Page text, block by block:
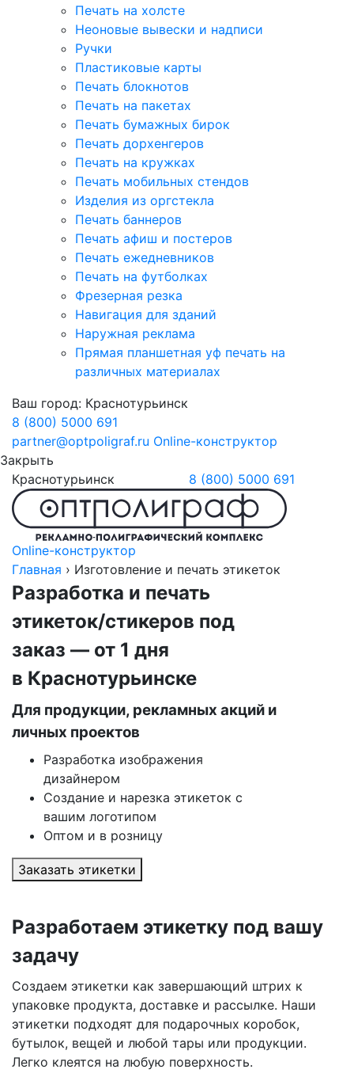
Печать на холсте
Неоновые вывески и надписи
Ручки
Пластиковые карты
Печать блокнотов
Печать на пакетах
Печать бумажных бирок
Печать дорхенгеров
Печать на кружках
Печать мобильных стендов
Изделия из оргстекла
Печать баннеров
Печать афиш и постеров
Печать ежедневников
Печать на футболках
Фрезерная резка
Навигация для зданий
Наружная реклама
Прямая планшетная уф печать на
различных материалах
Ваш город: Краснотурьинск
8 (800) 5000 691
partner@optpoligraf.ru Online-конструктор
Закрыть
Краснотурьинск
8 (800) 5000 691
Online-конструктор
Главная › Изготовление и печать этикеток
Разработка и печать
этикеток/стикеров под
заказ — от 1 дня
в Краснотурьинске
Для продукции, рекламных акций и
личных проектов
Разработка изображения
дизайнером
Создание и нарезка этикеток с
вашим логотипом
Оптом и в розницу
Заказать этикетки
Разработаем этикетку под вашу
задачу
Создаем этикетки как завершающий штрих к
упаковке продукта, доставке и рассылке. Наши
этикетки подходят для подарочных коробок,
бутылок, вещей и любой тары или продукции.
Легко клеятся на любую поверхность.